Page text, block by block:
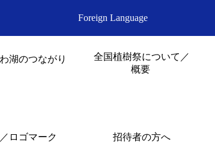
Foreign Language
湖のつながり
全国植樹祭について／
概要
ロゴマーク 招待者の方へ